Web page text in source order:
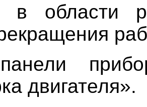
области
двигателя».